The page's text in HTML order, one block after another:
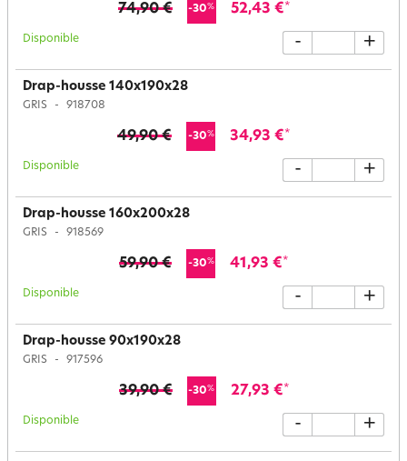
74,90 € -30% 52,43 €*
Disponible - +
Drap-housse 140x190x28
GRIS 918708
49,90 € -30% 34,93 €*
Disponible - +
Drap-housse 160x200x28
GRIS 918569
59,90 € -30% 41,93 €*
Disponible - +
Drap-housse 90x190x28
GRIS 917596
39,90 € -30% 27,93 €*
Disponible - +